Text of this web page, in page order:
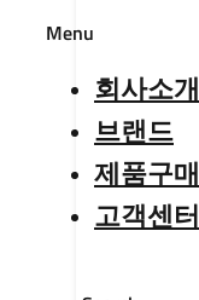
Menu
회사소개
브랜드
제품구매
고객센터